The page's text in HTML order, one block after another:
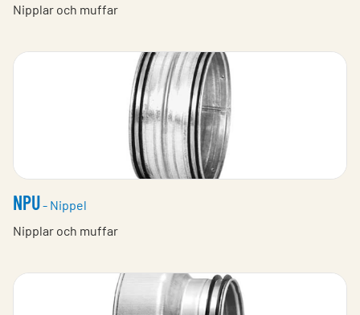
Nipplar och muffar
NPU- Nippel
Nipplar och muffar